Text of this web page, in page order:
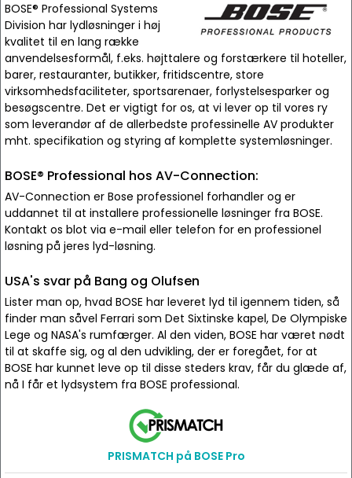
BOSE® Professional Systems
Division har lydløsninger i høj
kvalitet til en lang række
anvendelsesformål, f.eks. højttalere og forstærkere til hoteller,
barer, restauranter, butikker, fritidscentre, store
virksomhedsfaciliteter, sportsarenaer, forlystelsesparker og
besøgscentre. Det er vigtigt for os, at vi lever op til vores ry
som leverandør af de allerbedste professinelle AV produkter
mht. specifikation og styring af komplette systemløsninger.
BOSE® Professional hos AV-Connection:
AV-Connection er Bose professionel forhandler og er
uddannet til at installere professionelle løsninger fra BOSE.
Kontakt os blot via e-mail eller telefon for en professionel
løsning på jeres lyd-løsning.
USA's svar på Bang og Olufsen
Lister man op, hvad BOSE har leveret lyd til igennem tiden, så
finder man såvel Ferrari som Det Sixtinske kapel, De Olympiske
Lege og NASA's rumfærger. Al den viden, BOSE har været nødt
til at skaffe sig, og al den udvikling, der er foregået, for at
BOSE har kunnet leve op til disse steders krav, får du glæde af,
nå I får et lydsystem fra BOSE professional.
PRISMATCH på BOSE Pro